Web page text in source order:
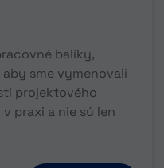
balíky,
sme vymenovali
projektového
praxi a nie sú len